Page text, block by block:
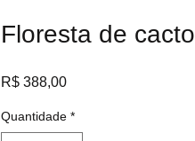
Floresta de
R$ 388,00Preço
Quantidade *